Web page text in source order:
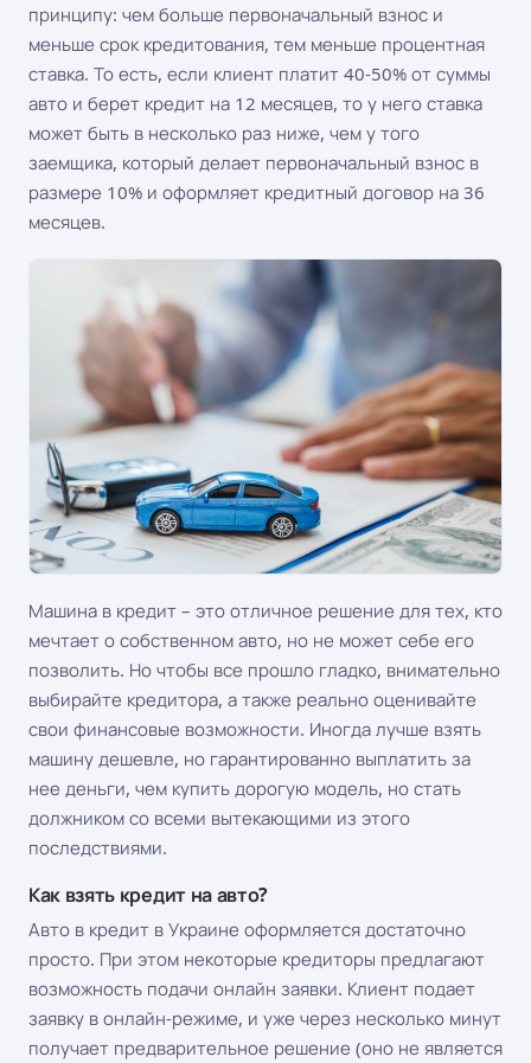
принципу: чем больше первоначальный взнос и
меньше срок кредитования, тем меньше процентная
ставка. То есть, если клиент платит 40-50% от суммы
авто и берет кредит на 12 месяцев, то у него ставка
может быть в несколько раз ниже, чем у того
заемщика, который делает первоначальный взнос в
размере 10% и оформляет кредитный договор на 36
месяцев.
Машина в кредит – это отличное решение для тех, кто
мечтает о собственном авто, но не может себе его
позволить. Но чтобы все прошло гладко, внимательно
выбирайте кредитора, а также реально оценивайте
свои финансовые возможности. Иногда лучше взять
машину дешевле, но гарантированно выплатить за
нее деньги, чем купить дорогую модель, но стать
должником со всеми вытекающими из этого
последствиями.
Как взять кредит на авто?
Авто в кредит в Украине оформляется достаточно
просто. При этом некоторые кредиторы предлагают
возможность подачи онлайн заявки. Клиент подает
заявку в онлайн-режиме, и уже через несколько минут
получает предварительное решение (оно не является